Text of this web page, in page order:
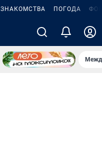
ЗНАКОМСТВА ПОГОДА